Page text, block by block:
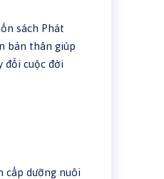
sách Phát
bản thân giúp
đổi cuộc đời
cấp dưỡng nuôi